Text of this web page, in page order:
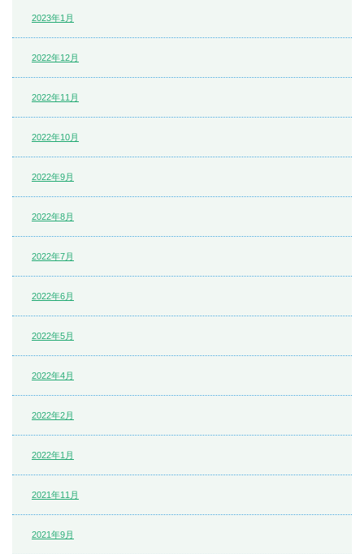
2023年1月
2022年12月
2022年11月
2022年10月
2022年9月
2022年8月
2022年7月
2022年6月
2022年5月
2022年4月
2022年2月
2022年1月
2021年11月
2021年9月